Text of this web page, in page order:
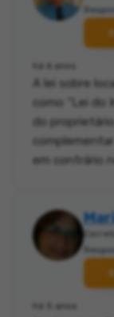
há 6 anos
A lei sobre
como “Lei
do
em contrário
há 5 anos